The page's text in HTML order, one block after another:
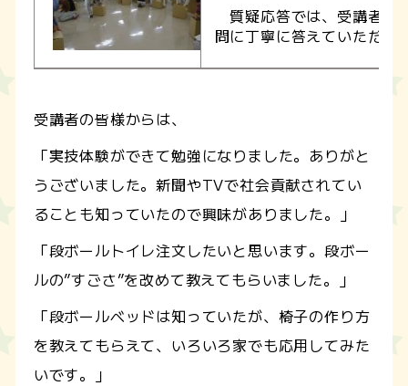
質疑応答では、受講者の
問に丁寧に答えていただき
受講者の皆様からは、
「実技体験ができて勉強になりました。ありがと
うございました。新聞やTVで社会貢献されてい
ることも知っていたので興味がありました。」
「段ボールトイレ注文したいと思います。段ボー
ルの”すごさ”を改めて教えてもらいました。」
「段ボールベッドは知っていたが、椅子の作り方
を教えてもらえて、いろいろ家でも応用してみた
いです。」